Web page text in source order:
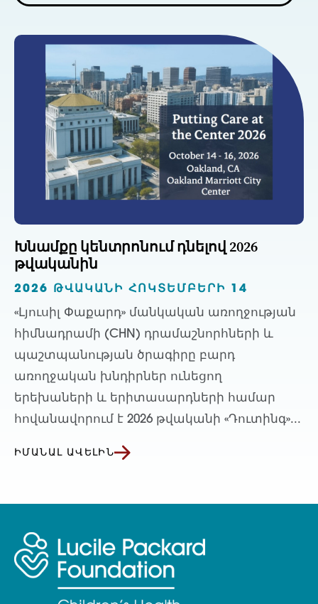
Խնամքը կենտրոնում դնելով 2026
թվականին
2026 ԹՎԱԿԱՆԻ ՀՈԿՏԵՄԲԵՐԻ 14
«Լյուսիլ Փաքարդ» մանկական առողջության
հիմնադրամի (CHN) դրամաշնորհների և
պաշտպանության ծրագիրը բարդ
առողջական խնդիրներ ունեցող
երեխաների և երիտասարդների համար
հովանավորում է 2026 թվականի «Դուտինգ»...
ԻՄԱՆԱԼ ԱՎԵԼԻՆ